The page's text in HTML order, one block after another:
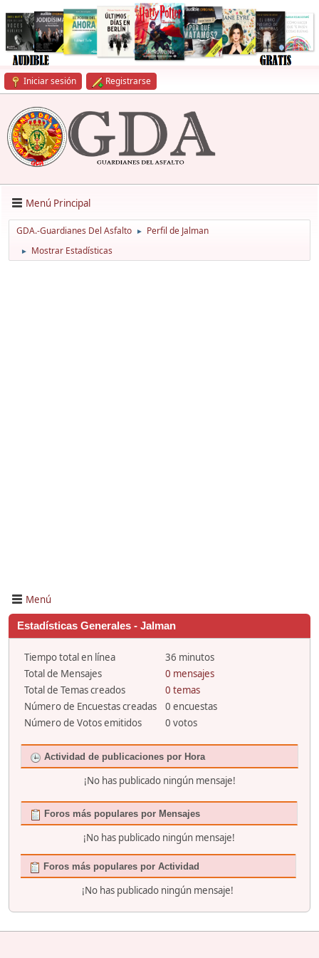
Iniciar sesión Registrarse
Menú Principal
GDA.-Guardianes Del Asfalto ► Perfil de Jalman
► Mostrar Estadísticas
Menú
Estadísticas Generales - Jalman
Tiempo total en línea
36 minutos
Total de Mensajes
0 mensajes
Total de Temas creados
0 temas
Número de Encuestas creadas
0 encuestas
Número de Votos emitidos
0 votos
Actividad de publicaciones por Hora
¡No has publicado ningún mensaje!
Foros más populares por Mensajes
¡No has publicado ningún mensaje!
Foros más populares por Actividad
¡No has publicado ningún mensaje!